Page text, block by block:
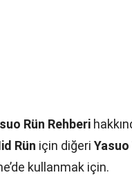
Rün Rehberi
Rün için diğeri Yasuo
kullanmak için.